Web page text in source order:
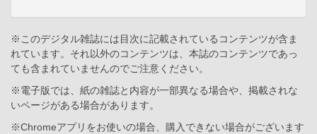
※このデジタル雑誌には目次に記載されているコンテンツが含ま
れています。それ以外のコンテンツは、本誌のコンテンツであっ
ても含まれていませんのでご注意ください。
※電子版では、紙の雑誌と内容が一部異なる場合や、掲載されな
いページがある場合があります。
※Chromeアプリをお使いの場合、購入できない場合がございます